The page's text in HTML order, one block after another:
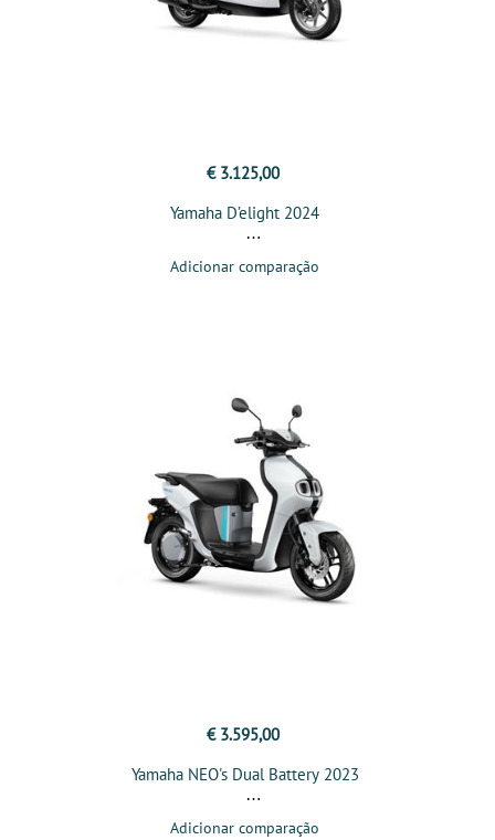
€ 3.125,00
Yamaha D’elight 2024
Adicionar comparação
€ 3.595,00
Yamaha NEO's Dual Battery 2023
Adicionar comparação